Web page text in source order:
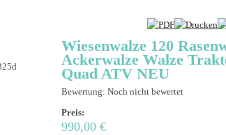
Wiesenwalze 120
Ackerwalze Walze
Quad ATV NEU
Bewertung: Noch nicht bewertet
Preis:
990,00 €